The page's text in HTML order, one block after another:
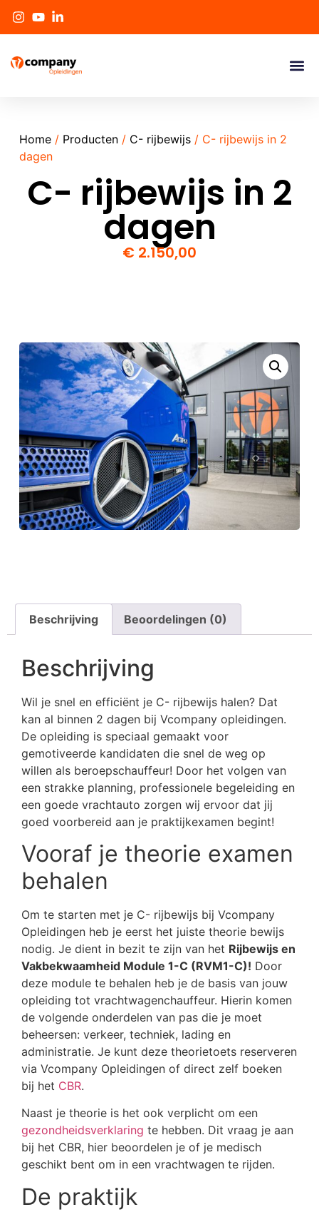
Home/ Producten/ C- rijbewijs/ C- rijbewijs in 2
dagen
C- rijbewijs in 2
dagen
€ 2.150,00
Beschrijving Beoordelingen (0)
Beschrijving
Wil je snel en efficiënt je C- rijbewijs halen? Dat
kan al binnen 2 dagen bij Vcompany opleidingen.
De opleiding is speciaal gemaakt voor
gemotiveerde kandidaten die snel de weg op
willen als beroepschauffeur! Door het volgen van
een strakke planning, professionele begeleiding en
een goede vrachtauto zorgen wij ervoor dat jij
goed voorbereid aan je praktijkexamen begint!
Vooraf je theorie examen
behalen
Om te starten met je C- rijbewijs bij Vcompany
Opleidingen heb je eerst het juiste theorie bewijs
nodig. Je dient in bezit te zijn van het Rijbewijs en
Vakbekwaamheid Module 1-C (RVM1-C)! Door
deze module te behalen heb je de basis van jouw
opleiding tot vrachtwagenchauffeur. Hierin komen
de volgende onderdelen van pas die je moet
beheersen: verkeer, techniek, lading en
administratie. Je kunt deze theorietoets reserveren
via Vcompany Opleidingen of direct zelf boeken
bij het CBR.
Naast je theorie is het ook verplicht om een
gezondheidsverklaring te hebben. Dit vraag je aan
bij het CBR, hier beoordelen je of je medisch
geschikt bent om in een vrachtwagen te rijden.
De praktijk